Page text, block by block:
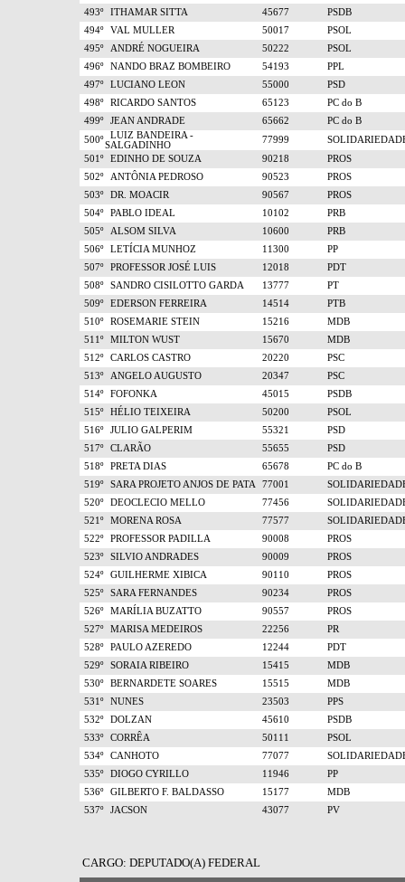
493º
ITHAMAR SITTA 45677
PSDB
494º
VAL MULLER 50017
PSOL
495º
ANDRÉ NOGUEIRA 50222
PSOL
496º
NANDO BRAZ BOMBEIRO 54193
PPL
497º
LUCIANO LEON 55000
PSD
498º
RICARDO SANTOS 65123
PC do B
499º
JEAN ANDRADE 65662
PC do B
500º
LUIZ BANDEIRA -
SALGADINHO
77999
501º
EDINHO DE SOUZA 90218
PROS
502º
ANTÔNIA PEDROSO 90523
PROS
503º
DR. MOACIR 90567
PROS
504º
PABLO IDEAL 10102
PRB
505º
ALSOM SILVA 10600
PRB
506º
LETÍCIA MUNHOZ 11300
PP
507º
PROFESSOR JOSÉ LUIS 12018
PDT
508º
SANDRO CISILOTTO GARDA 13777
PT
509º
EDERSON FERREIRA 14514
PTB
510º
ROSEMARIE STEIN 15216
MDB
511º
MILTON WUST 15670
MDB
512º
CARLOS CASTRO 20220
PSC
513º
ANGELO AUGUSTO 20347
PSC
514º
FOFONKA 45015
PSDB
515º
HÉLIO TEIXEIRA 50200
PSOL
516º
JULIO GALPERIM 55321
PSD
517º
CLARÃO 55655
PSD
518º
PRETA DIAS 65678
PC do B
519º
SARA PROJETO ANJOS DE PATA 77001
520º
DEOCLECIO MELLO 77456
521º
MORENA ROSA 77577
522º
PROFESSOR PADILLA 90008
PROS
523º
SILVIO ANDRADES 90009
PROS
524º
GUILHERME XIBICA 90110
PROS
525º
SARA FERNANDES 90234
PROS
526º
MARÍLIA BUZATTO 90557
PROS
527º
MARISA MEDEIROS 22256
PR
528º
PAULO AZEREDO 12244
PDT
529º
SORAIA RIBEIRO 15415
MDB
530º
BERNARDETE SOARES 15515
MDB
531º
NUNES 23503
PPS
532º
DOLZAN 45610
PSDB
533º
CORRÊA 50111
PSOL
534º
CANHOTO 77077
535º
DIOGO CYRILLO 11946
PP
536º
GILBERTO F. BALDASSO 15177
MDB
537º
JACSON 43077 PV
CARGO: DEPUTADO(A) FEDERAL